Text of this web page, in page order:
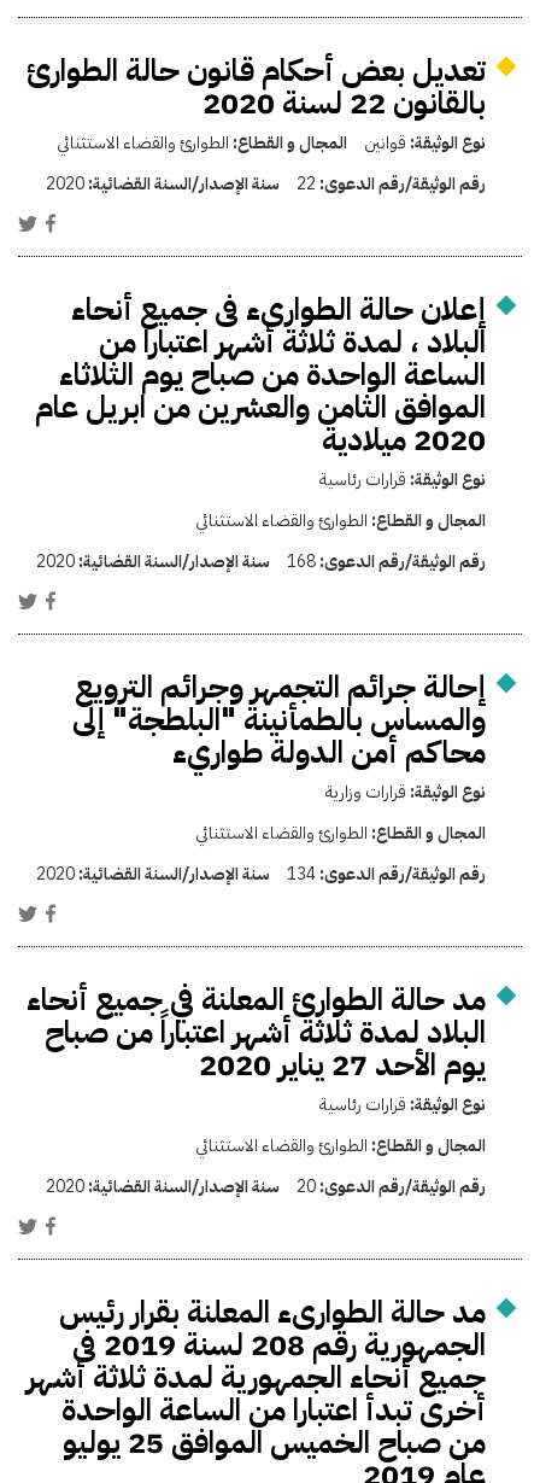
تعديل بعض أحكام قانون حالة الطوارئ
بالقانون 22 لسنة 2020
نوع الوثيقة: قوانين المجال و القطاع: الطوارئ والقضاء الاستثنائي
رقم الوثيقة/رقم الدعوى: 22 سنة الإصدار/السنة القضائية:2020
إعلان حالة الطوارىء فى جميع أنحاء
البلاد ، لمدة ثلاثة أشهر اعتبارا من
الساعة الواحدة من صباح يوم الثلاثاء
الموافق الثامن والعشرين من ابريل عام
2020 ميلادية
نوع الوثيقة: قرارات رئاسية
المجال و القطاع: الطوارئ والقضاء الاستثنائي
رقم الوثيقة/رقم الدعوى:168 سنة الإصدار/السنة القضائية:2020
إحالة جرائم التجمهر وجرائم الترويع
والمساس بالطمأنينة "البلطجة" إلى
محاكم أمن الدولة طواريء
نوع الوثيقة: قرارات وزارية
المجال و القطاع: الطوارئ والقضاء الاستثنائي
رقم الوثيقة/رقم الدعوى:134 سنة الإصدار/السنة القضائية:2020
مد حالة الطوارئ المعلنة في جميع أنحاء
البلاد لمدة ثلاثة أشهر اعتباراً من صباح
يوم الأحد 27 يناير 2020
نوع الوثيقة: قرارات رئاسية
المجال و القطاع: الطوارئ والقضاء الاستثنائي
رقم الوثيقة/رقم الدعوى:20 سنة الإصدار/السنة القضائية:2020
مد حالة الطوارىء المعلنة بقرار رئيس
الجمهورية رقم 208 لسنة 2019 فى
جميع أنحاء الجمهورية لمدة ثلاثة أشهر
أخرى تبدأ اعتبارا من الساعة الواحدة
من صباح الخميس الموافق 25 يوليو